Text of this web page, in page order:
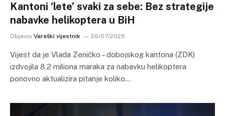
Kantoni ‘lete’ svaki za sebe: Bez strategije
nabavke helikoptera u BiH
Objavio Vareški vijestnik 26/07/2025
Vijest da je Vlada Zeničko – dobojskog kantona (ZDK)
izdvojila 8,2 miliona maraka za nabavku helikoptera
ponovno aktualizira pitanje koliko…